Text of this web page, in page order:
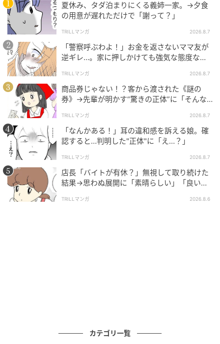
夏休み、タダ泊まりにくる義姉一家。→夕食
の用意が遅れただけで「謝って？」
TRILLマンガ 2026.8.7
「警察呼ぶわよ！」お金を返さないママ友が
逆ギレ…。家に押しかけても強気な態度なワ
TRILLマンガ 2026.8.7
商品券じゃない！？客から渡された《謎の
券》→先輩が明かす“驚きの正体”に「そんな
TRILLマンガ 2026.8.7
「なんかある！」耳の違和感を訴える娘。確
認すると…判明した"正体"に「え…？」
TRILLマンガ 2026.8.7
店長「バイトが有休？」無視して取り続けた
結果→思わぬ展開に「素晴らしい」「良いこ
TRILLマンガ 2026.8.6
カテゴリ一覧